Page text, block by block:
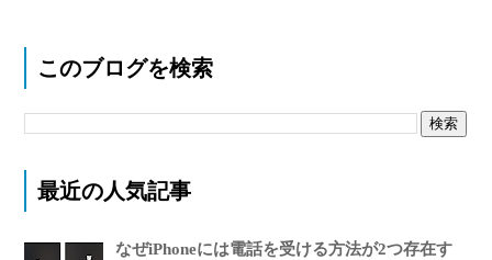
このブログを検索
最近の人気記事
なぜiPhoneには電話を受ける方法が2つ存在す